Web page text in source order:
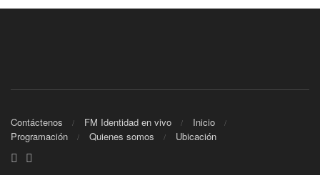
Contáctenos FM Identidad en vivo
Inicio
Programación
Quienes somos Ubicación